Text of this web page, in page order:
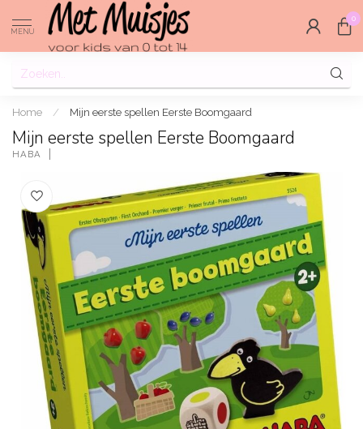
MENU
0
Home / Mijn eerste spellen Eerste Boomgaard
Mijn eerste spellen Eerste Boomgaard
HABA